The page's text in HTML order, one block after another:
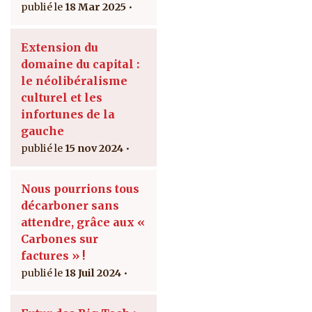
18 Mar 2025
Extension du
domaine du capital :
le néolibéralisme
culturel et les
infortunes de la
gauche
15 nov 2024
Nous pourrions tous
décarboner sans
attendre, grâce aux «
Carbones sur
factures » !
18 Juil 2024